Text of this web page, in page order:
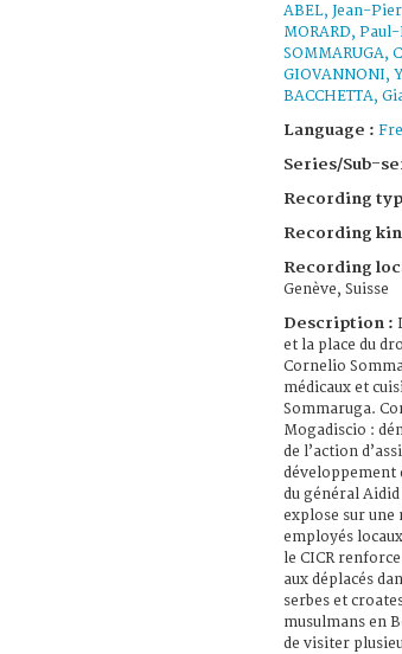
ABEL, Jean-
MORARD,
SOMMARUGA,
GIOVANNONI,
BACCHETTA,
Language :
Series/Sub-
Recording
Recording
Recording
Genève, Suisse
Description :
et la place du
Cornelio
médicaux et
Sommaruga.
Mogadiscio :
de l’action
développement
du général
explose sur une
employés
le CICR
aux déplacés
serbes et
musulmans en
de visiter